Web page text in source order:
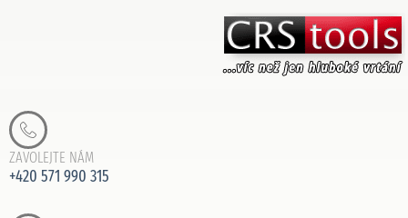
ZAVOLEJTE NÁM
+420 571 990 315